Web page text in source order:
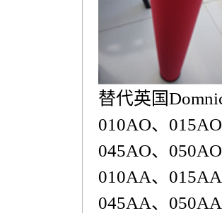
替代英国
010AO、
045AO、
010AA、
045AA、